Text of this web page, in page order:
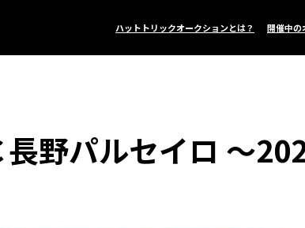
ハットトリックオークションとは？ 開催中の
長野パルセイロ ～